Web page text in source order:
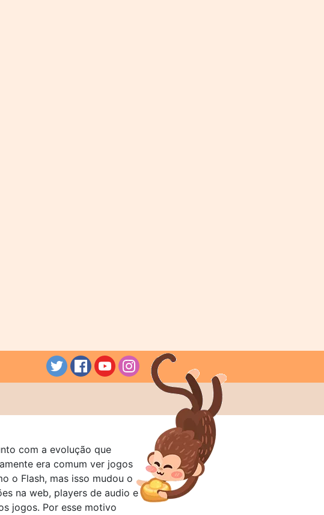
com a evolução que
era comum ver jogos
o Flash, mas isso mudou o
na web, players de audio e
jogos. Por esse motivo